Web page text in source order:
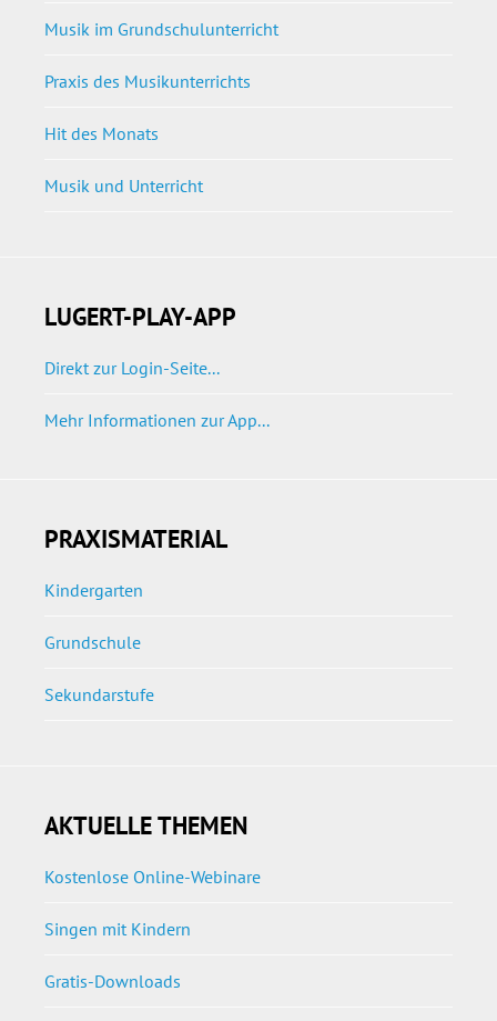
Musik im Grundschulunterricht
Praxis des Musikunterrichts
Hit des Monats
Musik und Unterricht
LUGERT-PLAY-APP
Direkt zur Login-Seite...
Mehr Informationen zur App...
PRAXISMATERIAL
Kindergarten
Grundschule
Sekundarstufe
AKTUELLE THEMEN
Kostenlose Online-Webinare
Singen mit Kindern
Gratis-Downloads